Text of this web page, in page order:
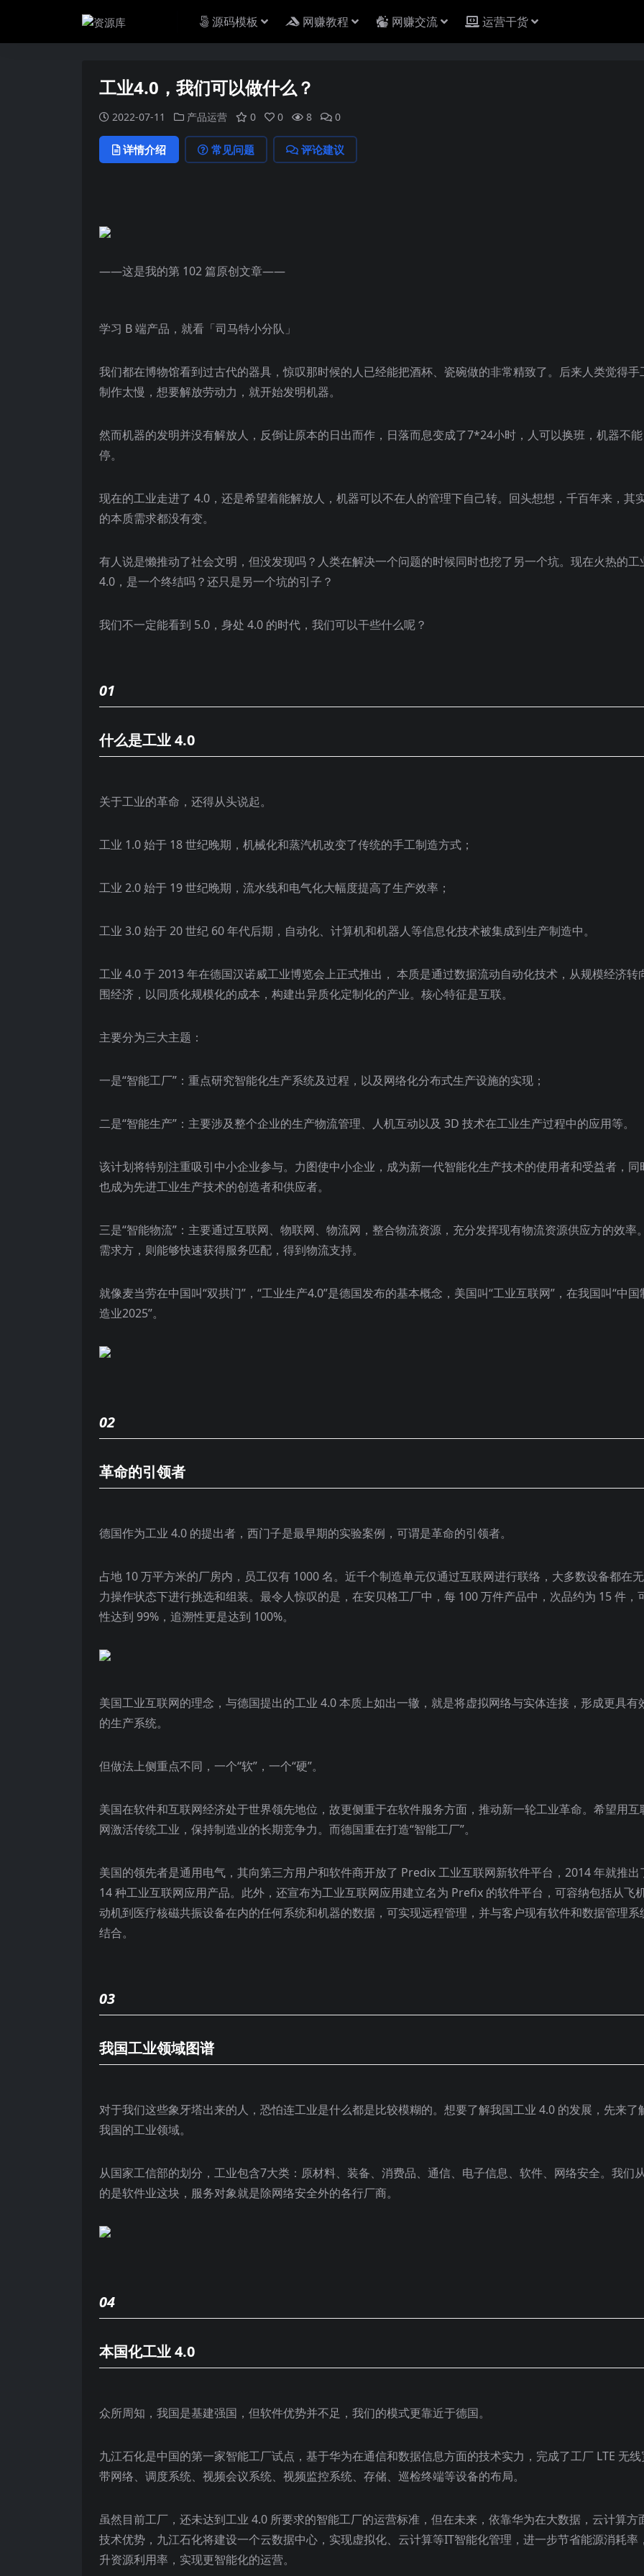
源码模板 网赚教程 网赚交流 运营干货
工业4.0，我们可以做什么？
2022-07-11 产品运营 0 0 8 0
详情介绍 常见问题 评论建议
——这是我的第 102 篇原创文章——
学习 B 端产品，就看「司马特小分队」
我们都在博物馆看到过古代的器具，惊叹那时候的人已经能把酒杯、瓷碗做的非常精致了。后来人类觉得手
制作太慢，想要解放劳动力，就开始发明机器。
然而机器的发明并没有解放人，反倒让原本的日出而作，日落而息变成了7*24小时，人可以换班，机器不能
停。
现在的工业走进了 4.0，还是希望着能解放人，机器可以不在人的管理下自己转。回头想想，千百年来，其
的本质需求都没有变。
有人说是懒推动了社会文明，但没发现吗？人类在解决一个问题的时候同时也挖了另一个坑。现在火热的工
4.0，是一个终结吗？还只是另一个坑的引子？
我们不一定能看到 5.0，身处 4.0 的时代，我们可以干些什么呢？
01
什么是工业 4.0
关于工业的革命，还得从头说起。
工业 1.0 始于 18 世纪晚期，机械化和蒸汽机改变了传统的手工制造方式；
工业 2.0始于 19 世纪晚期，流水线和电气化大幅度提高了生产效率；
工业 3.0始于20 世纪 60 年代后期，自动化、计算机和机器人等信息化技术被集成到生产制造中。
工业 4.0于2013 年在德国汉诺威工业博览会上正式推出， 本质是通过数据流动自动化技术，从规模经济转
围经济，以同质化规模化的成本，构建出异质化定制化的产业。核心特征是互联。
主要分为三大主题：
一是“智能工厂”：重点研究智能化生产系统及过程，以及网络化分布式生产设施的实现；
二是“智能生产”：主要涉及整个企业的生产物流管理、人机互动以及 3D 技术在工业生产过程中的应用等。
该计划将特别注重吸引中小企业参与。力图使中小企业，成为新一代智能化生产技术的使用者和受益者，同
也成为先进工业生产技术的创造者和供应者。
三是“智能物流”：主要通过互联网、物联网、物流网，整合物流资源，充分发挥现有物流资源供应方的效率
需求方，则能够快速获得服务匹配，得到物流支持。
就像麦当劳在中国叫“双拱门”，“工业生产4.0”是德国发布的基本概念，美国叫“工业互联网”，在我国叫“中国
造业2025”。
02
革命的引领者
德国作为工业 4.0 的提出者，西门子是最早期的实验案例，可谓是革命的引领者。
占地 10 万平方米的厂房内，员工仅有 1000 名。近千个制造单元仅通过互联网进行联络，大多数设备都在
力操作状态下进行挑选和组装。最令人惊叹的是，在安贝格工厂中，每 100 万件产品中，次品约为 15 件，
性达到 99%，追溯性更是达到 100%。
美国工业互联网的理念，与德国提出的工业 4.0 本质上如出一辙，就是将虚拟网络与实体连接，形成更具有
的生产系统。
但做法上侧重点不同，一个“软”，一个“硬”。
美国在软件和互联网经济处于世界领先地位，故更侧重于在软件服务方面，推动新一轮工业革命。希望用互
网激活传统工业，保持制造业的长期竞争力。而德国重在打造“智能工厂”。
美国的领先者是通用电气，其向第三方用户和软件商开放了 Predix 工业互联网新软件平台，2014 年就推出
14 种工业互联网应用产品。此外，还宣布为工业互联网应用建立名为 Prefix 的软件平台，可容纳包括从飞
动机到医疗核磁共振设备在内的任何系统和机器的数据，可实现远程管理，并与客户现有软件和数据管理系
结合。
03
我国工业领域图谱
对于我们这些象牙塔出来的人，恐怕连工业是什么都是比较模糊的。想要了解我国工业 4.0 的发展，先来了
我国的工业领域。
从国家工信部的划分，工业包含7大类：原材料、装备、消费品、通信、电子信息、软件、网络安全。我们
的是软件业这块，服务对象就是除网络安全外的各行厂商。
04
本国化工业 4.0
众所周知，我国是基建强国，但软件优势并不足，我们的模式更靠近于德国。
九江石化是中国的第一家智能工厂试点，基于华为在通信和数据信息方面的技术实力，完成了工厂 LTE 无线
带网络、调度系统、视频会议系统、视频监控系统、存储、巡检终端等设备的布局。
虽然目前工厂，还未达到工业 4.0 所要求的智能工厂的运营标准，但在未来，依靠华为在大数据，云计算方
技术优势，九江石化将建设一个云数据中心，实现虚拟化、云计算等IT智能化管理，进一步节省能源消耗率
升资源利用率，实现更智能化的运营。